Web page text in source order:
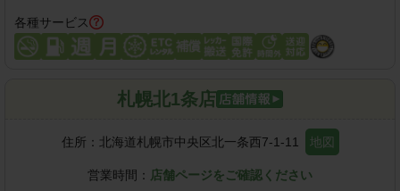
各種サービス
札幌北1条店
住所： 北海道札幌市中央区北一条西7-1-11 地図
営業時間： 店舗ページをご確認ください